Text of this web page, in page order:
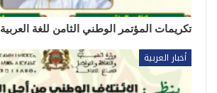
تكريمات المؤتمر الوطني الثامن للغة العربية
أخبار العربية